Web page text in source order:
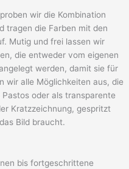
wir die Kombination
tragen die Farben mit den
Mutig und frei lassen wir
die entweder vom eigenen
werden, damit sie für
wir alle Möglichkeiten aus, die
oder als transparente
Kratzzeichnung, gespritzt
Bild braucht.
bis fortgeschrittene